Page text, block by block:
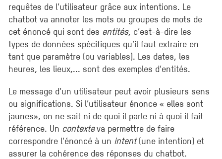
requêtes de l’utilisateur grâce aux intentions. Le
chatbot va annoter les mots ou groupes de mots de
cet énoncé qui sont des entités, c’est-à-dire les
types de données spécifiques qu’il faut extraire en
tant que paramètre (ou variables). Les dates, les
heures, les lieux,... sont des exemples d’entités.
Le message d’un utilisateur peut avoir plusieurs sens
ou significations. Si l’utilisateur énonce « elles sont
jaunes», on ne sait ni de quoi il parle ni à quoi il fait
référence. Un contexteva permettre de faire
correspondre l’énoncé à un intent(une intention) et
assurer la cohérence des réponses du chatbot.